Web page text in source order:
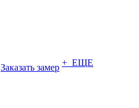
Заказать замер + ЕЩЕ